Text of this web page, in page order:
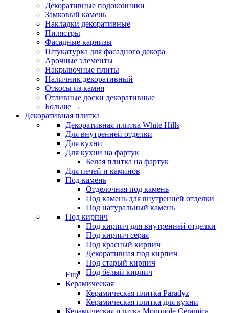
Декоративные подоконники
Замковый камень
Накладки декоративные
Пилястры
Фасадные карнизы
Штукатурка для фасадного декора
Арочные элементы
Накрывочные плиты
Наличник декоративный
Откосы из камня
Отливные доски декоративные
Больше →
Декоративная плитка
Декоративная плитка White Hills
Для внутренней отделки
Для кухни
Для кухни на фартук
Белая плитка на фартук
Для печей и каминов
Под камень
Отделочная под камень
Под камень для внутренней отделки
Под натуральный камень
Под кирпич
Под кирпич для внутренней отделки
Под кирпич серая
Под красный кирпич
Декоративная под кирпич
Под старый кирпич
Под белый кирпич
Еще
Керамическая
Керамическая плитка Paradyz
Керамическая плитка для кухни
Керамическая плитка Monopole Ceramica